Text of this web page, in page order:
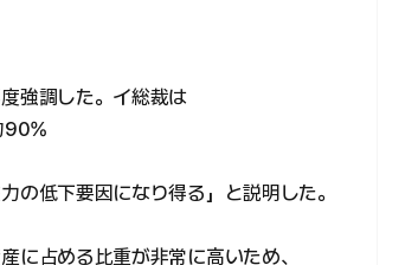
強調した。イ総裁は
90%
の低下要因になり得る」と説明した。
に占める比重が非常に高いため、